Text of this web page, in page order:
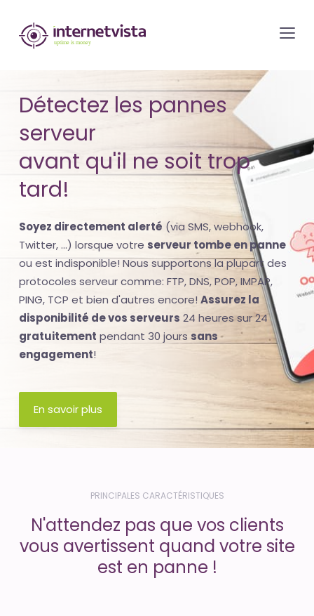
internetvista
monitoring
surveillance
de
site
web
et
de
services
internet-
Uptime
is
money
Détectez les pannes
serveur
avant qu'il ne soit trop
tard!
Soyez directement alerté (via SMS, webhook,
Twitter, ...) lorsque votre serveur tombe en panne
ou est indisponible! Nous supportons la plupart des
protocoles serveur comme: FTP, DNS, POP, IMPAP,
PING, TCP et bien d'autres encore! Assurez la
disponibilité de vos serveurs 24 heures sur 24
gratuitement pendant 30 jours sans
engagement!
En savoir plus
PRINCIPALES CARACTÉRISTIQUES
N'attendez pas que vos clients
vous avertissent quand votre site
est en panne !